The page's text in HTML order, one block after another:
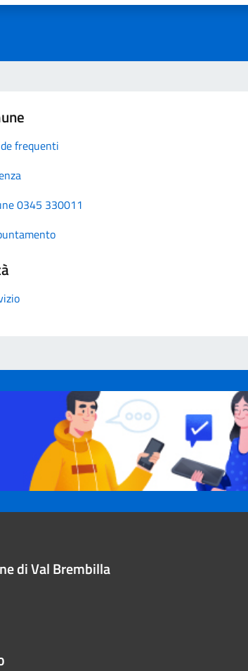
frequenti
0345 330011
di Val Brembilla